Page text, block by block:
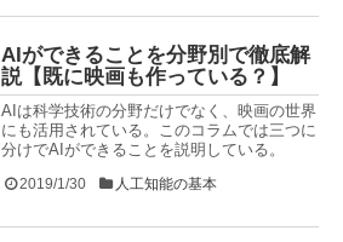
AIができることを分野別で徹底解
説【既に映画も作っている？】
AIは科学技術の分野だけでなく、映画の世界
にも活用されている。このコラムでは三つに
分けでAIができることを説明している。
2019/1/30 人工知能の基本